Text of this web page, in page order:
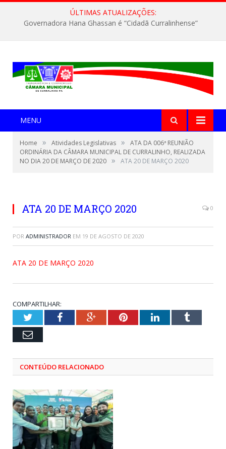
ÚLTIMAS ATUALIZAÇÕES:
Governadora Hana Ghassan é “Cidadã Curralinhense”
MENU
Home » Atividades Legislativas »
ATA DA 006ª REUNIÃO
ORDINÁRIA DA CÂMARA MUNICIPAL DE CURRALINHO, REALIZADA
NO DIA 20 DE MARÇO DE 2020 » ATA 20 DE MARÇO 2020
ATA 20 DE MARÇO 2020 0
POR ADMINISTRADOR EM 19 DE AGOSTO DE 2020
ATA 20 DE MARÇO 2020
COMPARTILHAR:
TwitterFacebookGoogle+PinterestLinkedInTumblr
Email
CONTEÚDO RELACIONADO